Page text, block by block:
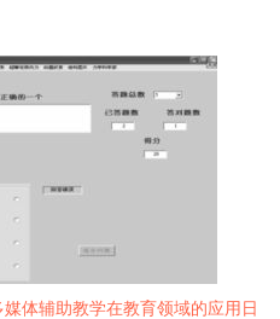
体辅助教学在教育领域的应用日